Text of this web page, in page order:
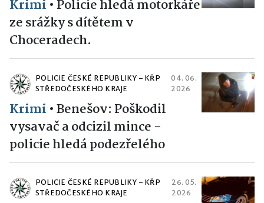
Krimi • Policie hledá motorkáře
ze srážky s dítětem v
Choceradech.
POLICIE ČESKÉ REPUBLIKY – KŘP
STŘEDOČESKÉHO KRAJE
04. 06.
2026
Krimi •Benešov: Poškodil
vysavač a odcizil mince -
policie hledá podezřelého
POLICIE ČESKÉ REPUBLIKY – KŘP
STŘEDOČESKÉHO KRAJE
26. 05.
2026